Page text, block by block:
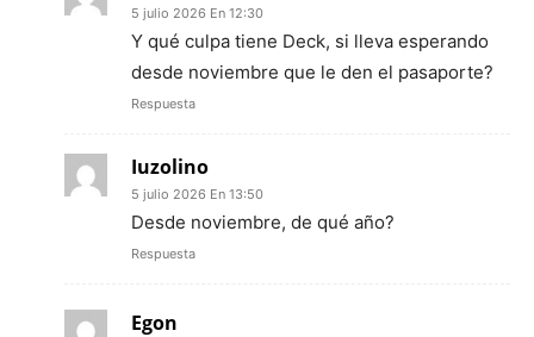
5 julio 2026 En 12:30
Y qué culpa tiene Deck, si lleva esperando
desde noviembre que le den el pasaporte?
Respuesta
Iuzolino
5 julio 2026 En 13:50
Desde noviembre, de qué año?
Respuesta
Egon